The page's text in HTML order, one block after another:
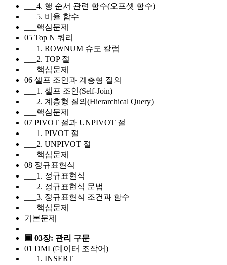
___4. 행 순서 관련 함수(오프셋 함수)
___5. 비율 함수
___핵심문제
05 Top N 쿼리
___1. ROWNUM 슈도 칼럼
___2. TOP 절
___핵심문제
06 셀프 조인과 계층형 질의
___1. 셀프 조인(Self-Join)
___2. 계층형 질의(Hierarchical Query)
___핵심문제
07 PIVOT 절과 UNPIVOT 절
___1. PIVOT 절
___2. UNPIVOT 절
___핵심문제
08 정규표현식
___1. 정규표현식
___2. 정규표현식 문법
___3. 정규표현식 조건과 함수
___핵심문제
기본문제
▣ 03장: 관리 구문
01 DML(데이터 조작어)
___1. INSERT